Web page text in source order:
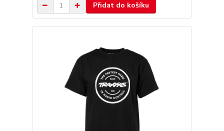
Přidat do košíku